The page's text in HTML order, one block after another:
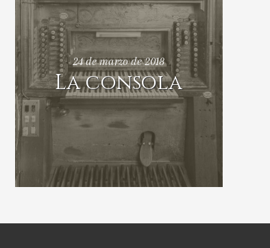
24 de marzo de 2018
La consola